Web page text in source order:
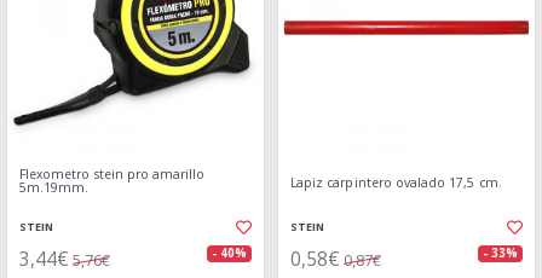
Flexometro stein pro amarillo
5m.19mm.
STEIN
3,44€ 5,76€ - 40%
Lapiz carpintero ovalado 17,5 cm.
STEIN
0,58€ 0,87€ - 33%